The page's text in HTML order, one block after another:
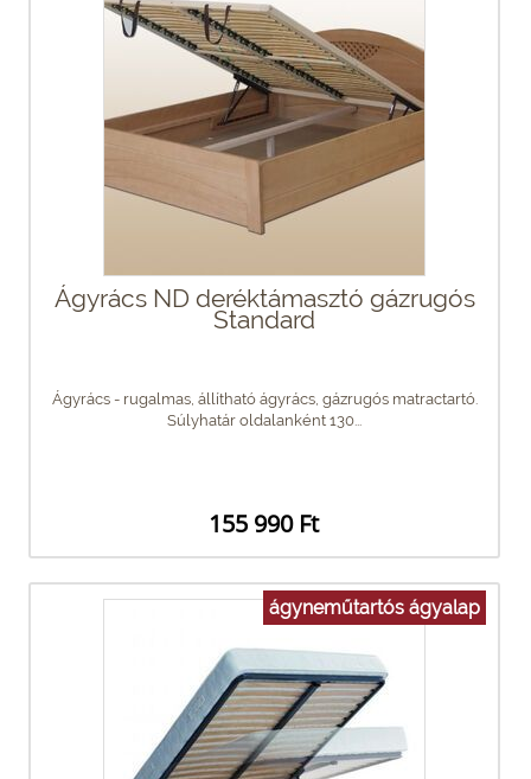
Ágyrács ND deréktámasztó gázrugós
Standard
Ágyrács - rugalmas, állítható ágyrács, gázrugós matractartó.
Súlyhatár oldalanként 130...
155 990 Ft
ágyneműtartós ágyalap